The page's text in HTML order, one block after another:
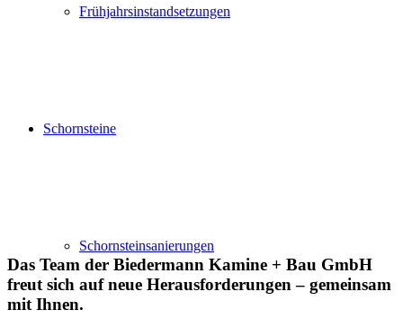
Frühjahrsinstandsetzungen
Schornsteine
Schornsteinsanierungen
Das Team der Biedermann Kamine + Bau GmbH
freut sich auf neue Herausforderungen – gemeinsam
mit Ihnen.